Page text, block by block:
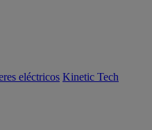
eléctricos Kinetic Tech